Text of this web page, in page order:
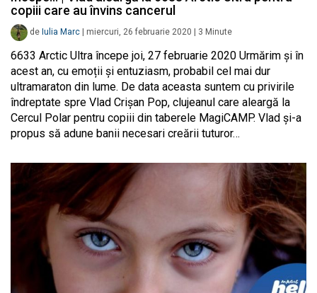
copiii care au învins cancerul
de Iulia Marc miercuri, 26 februarie 2020 3 Minute
6633 Arctic Ultra începe joi, 27 februarie 2020 Urmărim și în
acest an, cu emoții și entuziasm, probabil cel mai dur
ultramaraton din lume. De data aceasta suntem cu privirile
îndreptate spre Vlad Crișan Pop, clujeanul care aleargă la
Cercul Polar pentru copiii din taberele MagiCAMP. Vlad și-a
propus să adune banii necesari creării tuturor…